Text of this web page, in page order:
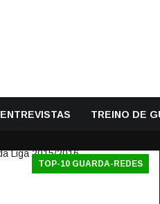
ENTREVISTAS TREINO DE
TOP-10 GUARDA-REDES